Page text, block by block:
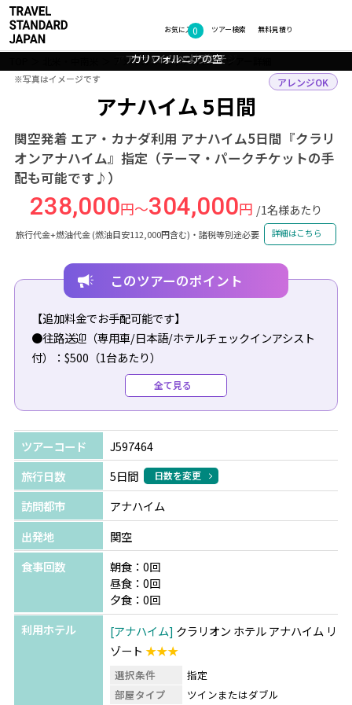
お気に入り
0 無料見積り
ツアー検索
アメリカ アナハイム ツアー詳細
アナハイム 5日間
関空発着 エア・カナダ利用 アナハイム5日間『クラリ
オンアナハイム』指定（テーマ・パークチケットの手
配も可能です♪）
アレンジOK
238,000円～304,000円 /1名様あたり
旅行代金+燃油代金 (燃油目安112,000円含む)・諸税等別途必要 詳細はこちら
アナハイムの街 イメージ
アナハイムの夕暮れ
アナハイムへようこそ
カリフォルニアの空
アナハイムの街 イメージ
フォトギャラリー
※写真はイメージです
※写真はイメージです
このツアーのポイント
【追加料金でお手配可能です】
●往路送迎（専用車/日本語/ホテルチェックインアシスト
付）：$500（1台あたり）
●復路送迎（専用車/日本語/空港チェックインアシスト
付）：$490（1台あたり）
＼今だけの特典！／
ディズニーランド・リゾート テーマ・パークチケットをご
購入の方へ
パーク内やキャラクターダイニングでご利用いただけるギ
フトカードをプレゼント！
※テーマ・パークチケット料金は日程により異なります。
詳細はお問合せください。
全て見る
ツアーコード
J597464
旅行日数
5日間 日数を変更
訪問都市
アナハイム
出発地
関空
食事回数
朝食：0回
昼食：0回
夕食：0回
利用ホテル
アナハイム クラリオン ホテル アナハイム リ
ゾート ★★★
選択条件
指定
部屋タイプ
ツインまたはダブル